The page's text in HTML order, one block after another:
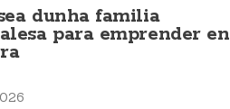
dunha familia
para emprender en